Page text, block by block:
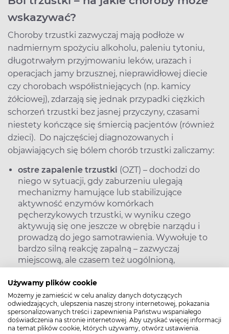
Używamy plików cookie
Możemy je zamieścić w celu analizy danych dotyczących
odwiedzających, ulepszenia naszej strony internetowej, pokazania
spersonalizowanych treści i zapewnienia Państwu wspaniałego
doświadczenia na stronie internetowej. Aby uzyskać więcej informacji
na temat plików cookie, których używamy, otwórz ustawienia.
wskazywać?
Choroby trzustki zazwyczaj mają podłoże w
nadmiernym spożyciu alkoholu, paleniu tytoniu,
długotrwałym przyjmowaniu leków, urazach i
operacjach jamy brzusznej, nieprawidłowej diecie
czy chorobach współistniejących (np. kamicy
żółciowej), zdarzają się jednak przypadki ciężkich
schorzeń trzustki bez jasnej przyczyny, czasami
niestety kończące się śmiercią pacjentów (również
dzieci). Do najczęściej diagnozowanych i
objawiających się bólem chorób trzustki zaliczamy:
ostre zapalenie trzustki (OZT) – dochodzi do
niego w sytuacji, gdy zaburzeniu ulegają
mechanizmy hamujące lub stabilizujące
aktywność enzymów komórkach
pęcherzykowych trzustki, w wyniku czego
aktywują się one jeszcze w obrębie narządu i
prowadzą do jego samotrawienia. Wywołuje to
bardzo silną reakcję zapalną – zazwyczaj
miejscową, ale czasem też uogólnioną,
Pacjent ze stwierdzonym OZT musi być
hospitalizowany, aż 10 proc. przypadków ciężkiej
postaci OZT kończy się śmiercią. Za najczęstsze
przyczyny OZT uważa się alkohol i kamicę
żółciową.